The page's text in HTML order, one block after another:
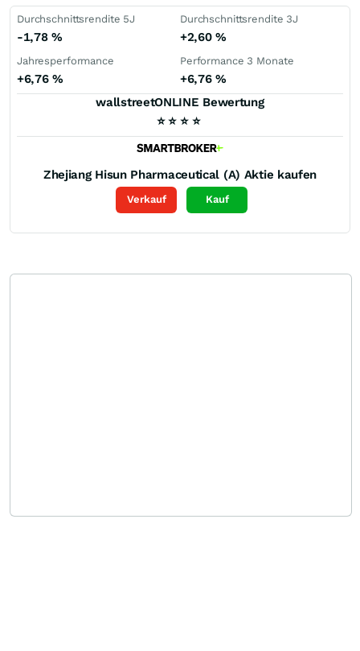
Durchschnittsrendite 5J
-1,78%
Durchschnittsrendite 3J
+2,60%
Jahresperformance
+6,76%
Performance 3 Monate
+6,76%
wallstreetONLINE Bewertung
⭐ ⭐ ⭐ ⭐
Zhejiang Hisun Pharmaceutical (A) Aktie kaufen
Verkauf Kauf